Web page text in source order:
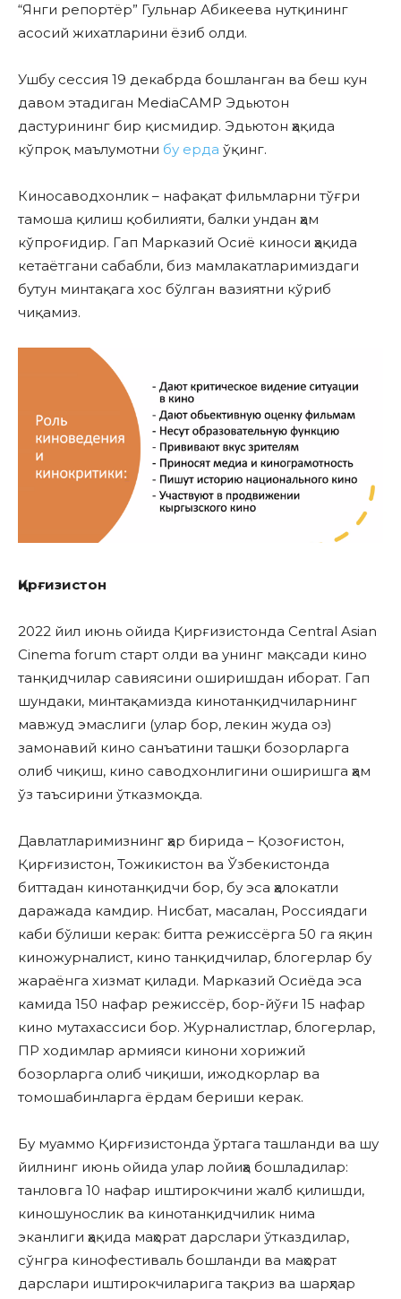
“Янги репортёр” Гульнар Абикеева нутқининг
асосий жихатларини ёзиб олди.
Ушбу сессия 19 декабрда бошланган ва беш кун
давом этадиган MediaCAMP Эдьютон
дастурининг бир қисмидир. Эдьютон ҳақида
кўпроқ маълумотни бу ерда ўқинг.
Киносаводхонлик – нафақат фильмларни тўғри
тамоша қилиш қобилияти, балки ундан ҳам
кўпроғидир. Гап Марказий Осиё киноси ҳақида
кетаётгани сабабли, биз мамлакатларимиздаги
бутун минтақага хос бўлган вазиятни кўриб
чиқамиз.
Қирғизистон
2022 йил июнь ойида Қирғизистонда Central Asian
Cinema forum старт олди ва унинг мақсади кино
танқидчилар савиясини оширишдан иборат. Гап
шундаки, минтақамизда кинотанқидчиларнинг
мавжуд эмаслиги (улар бор, лекин жуда оз)
замонавий кино санъатини ташқи бозорларга
олиб чиқиш, кино саводхонлигини оширишга ҳам
ўз таъсирини ўтказмоқда.
Давлатларимизнинг ҳар бирида – Қозоғистон,
Қирғизистон, Тожикистон ва Ўзбекистонда
биттадан кинотанқидчи бор, бу эса ҳалокатли
даражада камдир. Нисбат, масалан, Россиядаги
каби бўлиши керак: битта режиссёрга 50 га яқин
киножурналист, кино танқидчилар, блогерлар бу
жараёнга хизмат қилади. Марказий Осиёда эса
камида 150 нафар режиссёр, бор-йўғи 15 нафар
кино мутахассиси бор. Журналистлар, блогерлар,
ПР ходимлар армияси кинони хорижий
бозорларга олиб чиқиши, ижодкорлар ва
томошабинларга ёрдам бериши керак.
Бу муаммо Қирғизистонда ўртага ташланди ва шу
йилнинг июнь ойида улар лойиҳа бошладилар:
танловга 10 нафар иштирокчини жалб қилишди,
киношунослик ва кинотанқидчилик нима
эканлиги ҳақида маҳорат дарслари ўтказдилар,
сўнгра кинофестиваль бошланди ва маҳорат
дарслари иштирокчиларига тақриз ва шарҳлар